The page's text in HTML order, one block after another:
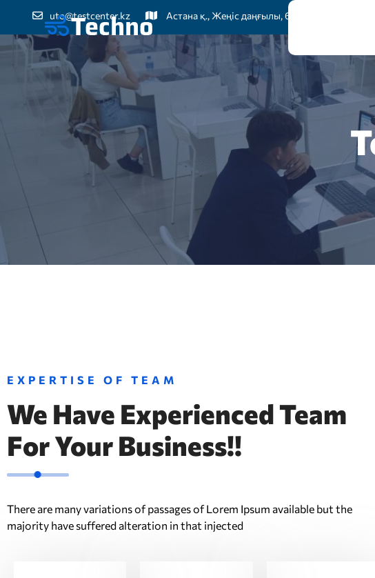
uto@testcenter.kz Астана қ., Жеңіс даңғылы, 60
EXPERTISE OF TEAM
We Have Experienced Team
For Your Business!!
There are many variations of passages of Lorem Ipsum available but the
majority have suffered alteration in that injected